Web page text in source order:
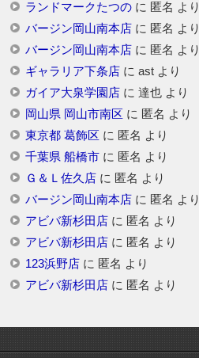
ランドマークたつのに 匿名 より
バージン岡山南本店に 匿名 より
バージン岡山南本店に 匿名 より
ギャラリア下条店に astより
ガイア大泉学園店に 達也より
岡山県 岡山市南区 に 匿名 より
東京都 葛飾区 に 匿名 より
千葉県 船橋市に 匿名 より
Ｇ＆Ｌ佐久店に 匿名 より
バージン岡山南本店に 匿名 より
アビバ新杉田店に 匿名 より
アビバ新杉田店に 匿名 より
123浜野店に 匿名 より
アビバ新杉田店に 匿名 より